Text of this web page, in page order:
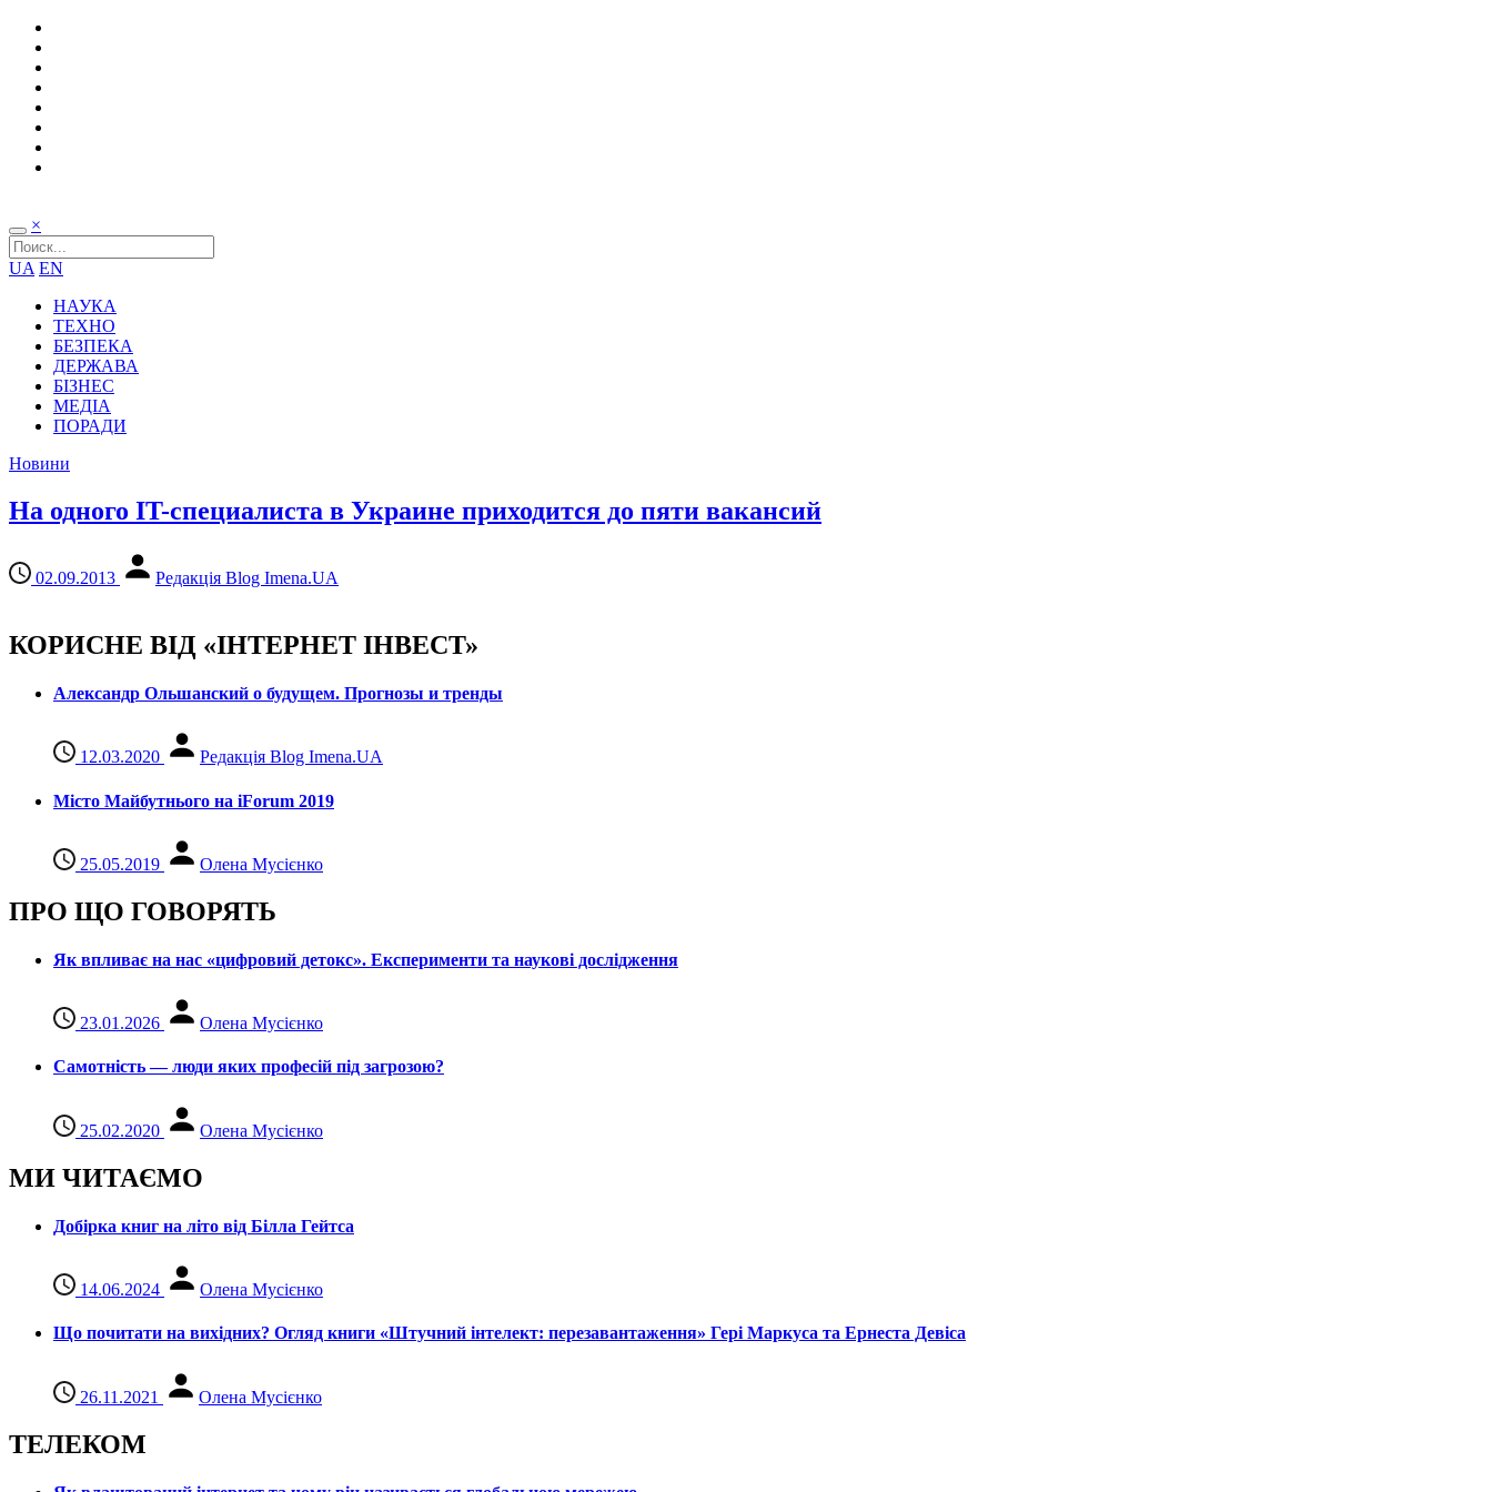
×
UA EN
НАУКА
ТЕХНО
БЕЗПЕКА
ДЕРЖАВА
БІЗНЕС
МЕДІА
ПОРАДИ
Новини
На одного IT-специалиста в Украине приходится до пяти вакансий
02.09.2013 Редакція Blog Imena.UA
КОРИСНЕ ВІД «ІНТЕРНЕТ ІНВЕСТ»
Александр Ольшанский о будущем. Прогнозы и тренды
12.03.2020 Редакція Blog Imena.UA
Місто Майбутнього на iForum 2019
25.05.2019 Олена Мусієнко
ПРО ЩО ГОВОРЯТЬ
Як впливає на нас «цифровий детокс». Експерименти та наукові дослідження
23.01.2026 Олена Мусієнко
Самотність — люди яких професій під загрозою?
25.02.2020 Олена Мусієнко
МИ ЧИТАЄМО
Добірка книг на літо від Білла Гейтса
14.06.2024 Олена Мусієнко
Що почитати на вихідних? Огляд книги «Штучний інтелект: перезавантаження» Гері Маркуса та Ернеста Девіса
26.11.2021 Олена Мусієнко
ТЕЛЕКОМ